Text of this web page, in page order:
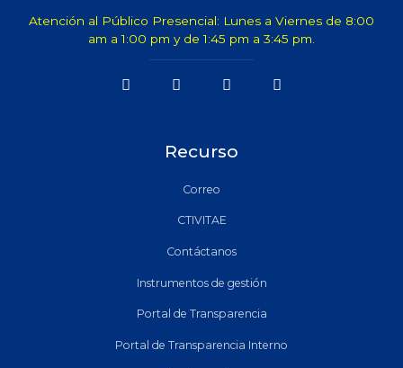
Atención al Público Presencial: Lunes a Viernes de 8:00
am a 1:00 pm y de 1:45 pm a 3:45 pm.
Recurso
Correo
CTIVITAE
Contáctanos
Instrumentos de gestión
Portal de Transparencia
Portal de Transparencia Interno